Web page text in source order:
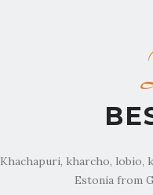
Khachapuri, kharcho, lobio,
Estonia from